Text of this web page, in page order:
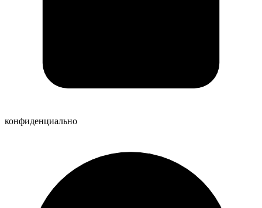
конфиденциально